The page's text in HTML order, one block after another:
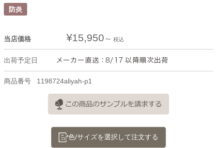
防炎
当店価格 ¥15,950 税込
出荷予定日
商品番号 1198724aliyah-p1
色/サイズを選択して注文する